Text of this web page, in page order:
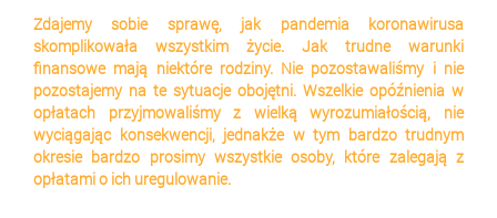
Zdajemy sobie sprawę, jak pandemia koronawirusa
skomplikowała wszystkim życie. Jak trudne warunki
finansowe mają niektóre rodziny. Nie pozostawaliśmy i nie
pozostajemy na te sytuacje obojętni. Wszelkie opóźnienia w
opłatach przyjmowaliśmy z wielką wyrozumiałością, nie
wyciągając konsekwencji, jednakże w tym bardzo trudnym
okresie bardzo prosimy wszystkie osoby, które zalegają z
opłatami o ich uregulowanie.